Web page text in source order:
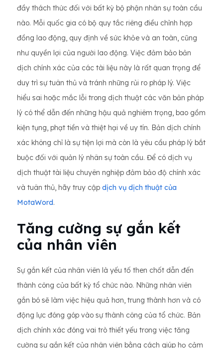
đầy thách thức đối với bất kỳ bộ phận nhân sự toàn cầu
nào. Mỗi quốc gia có bộ quy tắc riêng điều chỉnh hợp
đồng lao động, quy định về sức khỏe và an toàn, cũng
như quyền lợi của người lao động. Việc đảm bảo bản
dịch chính xác của các tài liệu này là rất quan trọng để
duy trì sự tuân thủ và tránh những rủi ro pháp lý. Việc
hiểu sai hoặc mắc lỗi trong dịch thuật các văn bản pháp
lý có thể dẫn đến những hậu quả nghiêm trọng, bao gồm
kiện tụng, phạt tiền và thiệt hại về uy tín. Bản dịch chính
xác không chỉ là sự tiện lợi mà còn là yêu cầu pháp lý bắt
buộc đối với quản lý nhân sự toàn cầu. Để có dịch vụ
dịch thuật tài liệu chuyên nghiệp đảm bảo độ chính xác
và tuân thủ, hãy truy cập dịch vụ dịch thuật của
MotaWord.
Tăng cường sự gắn kết
của nhân viên
Sự gắn kết của nhân viên là yếu tố then chốt dẫn đến
thành công của bất kỳ tổ chức nào. Những nhân viên
gắn bó sẽ làm việc hiệu quả hơn, trung thành hơn và có
động lực đóng góp vào sự thành công của tổ chức. Bản
dịch chính xác đóng vai trò thiết yếu trong việc tăng
cường sự gắn kết của nhân viên bằng cách giúp họ cảm